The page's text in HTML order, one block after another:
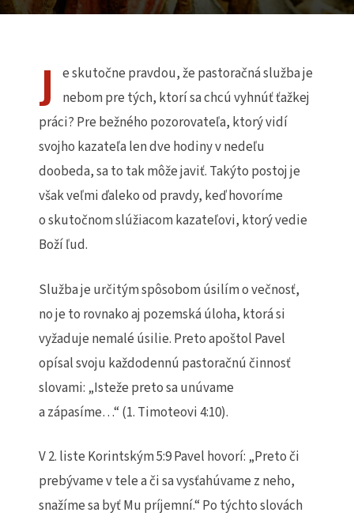
J
e skutočne pravdou, že pastoračná služba je
nebom pre tých, ktorí sa chcú vyhnúť ťažkej
práci? Pre bežného pozorovateľa, ktorý vidí
svojho kazateľa len dve hodiny v nedeľu
doobeda, sa to tak môže javiť. Takýto postoj je
však veľmi ďaleko od pravdy, keď hovoríme
o skutočnom slúžiacom kazateľovi, ktorý vedie
Boží ľud.
Služba je určitým spôsobom úsilím o večnosť,
no je to rovnako aj pozemská úloha, ktorá si
vyžaduje nemalé úsilie. Preto apoštol Pavel
opísal svoju každodennú pastoračnú činnosť
slovami: „Isteže preto sa unúvame
a zápasíme…“ (1. Timoteovi 4:10).
V 2. liste Korintským 5:9 Pavel hovorí: „Preto či
prebývame v tele a či sa vysťahúvame z neho,
snažíme sa byť Mu príjemní.“ Po týchto slovách